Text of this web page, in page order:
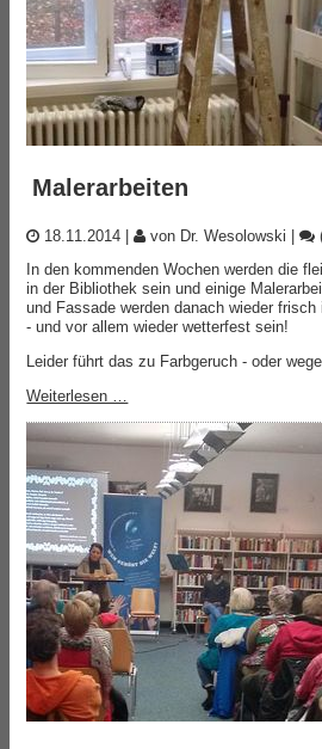
Malerarbeiten
18.11.2014 | von Dr. Wesolowski |
In den kommenden Wochen werden die
in der Bibliothek sein und einige
und Fassade werden danach wieder
- und vor allem wieder wetterfest sein!
Leider führt das zu Farbgeruch - oder
Weiterlesen …